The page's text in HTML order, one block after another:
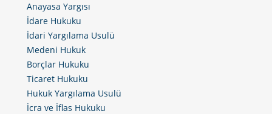
Anayasa Yargısı
İdare Hukuku
İdari Yargılama Usulü
Medeni Hukuk
Borçlar Hukuku
Ticaret Hukuku
Hukuk Yargılama Usulü
İcra ve İflas Hukuku